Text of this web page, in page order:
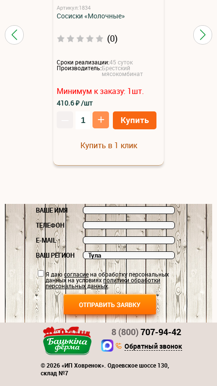
Артикул:1834
Сосиски «Молочные»
(0)
Сроки реализации:45 суток
Производитель:Брестский
мясокомбинат
Минимум к заказу: 1шт.
410.6₽/шт
+ Купить
Купить в 1 клик
ВАШЕ ИМЯ
ТЕЛЕФОН
E-MAIL
ВАШ РЕГИОН
Я даюсогласиена обработку персональных
данных на условияхполитики обработки
персональных данных.
© 2026 «ИП Ховренок». Одоевское шоссе 130,
склад №7
8 (800)707-94-42
Обратный звонок